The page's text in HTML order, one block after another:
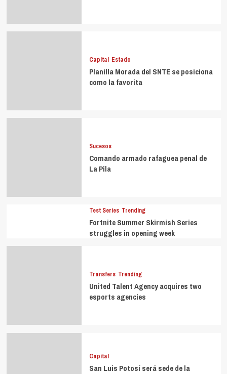
Capital Estado
Planilla Morada del SNTE se posiciona
como la favorita
Sucesos
Comando armado rafaguea penal de
La Pila
Test Series Trending
Fortnite Summer Skirmish Series
struggles in opening week
Transfers Trending
United Talent Agency acquires two
esports agencies
Capital
San Luis Potosí será sede de la